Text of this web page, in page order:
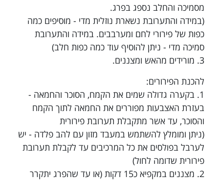
מסמיכה והחלב נספג בפרג.
(במידה והתערובת נשארת נוזלית מדי - מוסיפים כמה
כפות של פירורי לחם ומערבבים. במידה והתערובת
סמיכה מדי - ניתן להוסיף עוד כמה כפות חלב)
3. מורידים מהאש ומצננים.
להכנת הפירורים:
1. בקערה גדולה שמים את הקמח, הסוכר והחמאה -
בעזרת האצבעות מפוררים את החמאה לתוך הקמח
והסוכר, עד אשר מתקבלת תערובת פירורית
(ניתן ומומלץ להשתמש במעבד מזון עם להב פלדה - יש
לערבל בפולסים את כל המרכיבים עד לקבלת תערובת
פירורית שדומה לחול)
2. מצננים במקפיא כ15 דקות (או עד שהפרג יתקרר